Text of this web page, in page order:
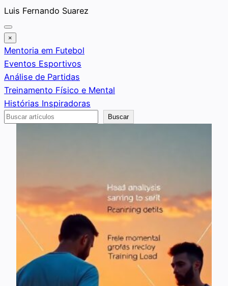
Saltar
al
contenido
Luis Fernando Suarez
×
Mentoria em Futebol
Eventos Esportivos
Análise de Partidas
Treinamento Físico e Mental
Histórias Inspiradoras
Buscar
Buscar